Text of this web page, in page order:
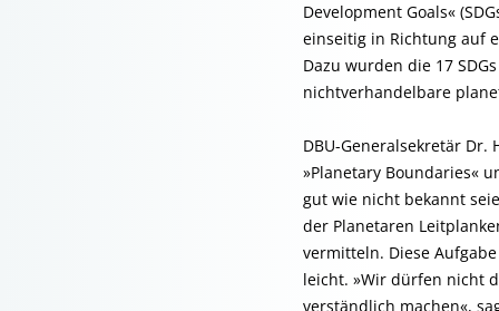
Development Goals«
einseitig in Richtung auf
Dazu wurden die 17
nichtverhandelbare
DBU-Generalsekretär
»Planetary Boundaries«
gut wie nicht bekannt
der Planetaren
vermitteln. Diese
leicht. »Wir dürfen nicht
verständlich machen«,